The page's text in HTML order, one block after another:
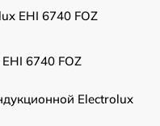
EHI 6740 FOZ
6740 FOZ
Electrolux